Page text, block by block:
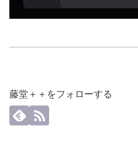
藤堂＋＋をフォローする